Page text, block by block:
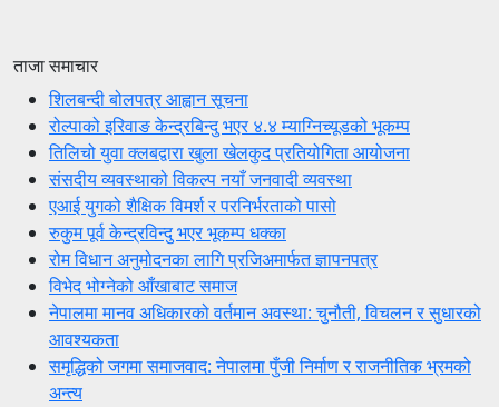
ताजा समाचार
शिलबन्दी बोलपत्र आह्वान सूचना
रोल्पाको इरिवाङ केन्द्रबिन्दु भएर ४.४ म्याग्निच्यूडको भूकम्प
तिलिचो युवा क्लबद्वारा खुला खेलकुद प्रतियोगिता आयोजना
संसदीय व्यवस्थाको विकल्प नयाँ जनवादी व्यवस्था
एआई युगको शैक्षिक विमर्श र परनिर्भरताको पासो
रुकुम पूर्व केन्द्रविन्दु भएर भूकम्प धक्का
रोम विधान अनुमोदनका लागि प्रजिअमार्फत ज्ञापनपत्र
विभेद भोग्नेको आँखाबाट समाज
नेपालमा मानव अधिकारको वर्तमान अवस्था: चुनौती, विचलन र सुधारको
आवश्यकता
समृद्धिको जगमा समाजवाद: नेपालमा पुँजी निर्माण र राजनीतिक भ्रमको
अन्त्य